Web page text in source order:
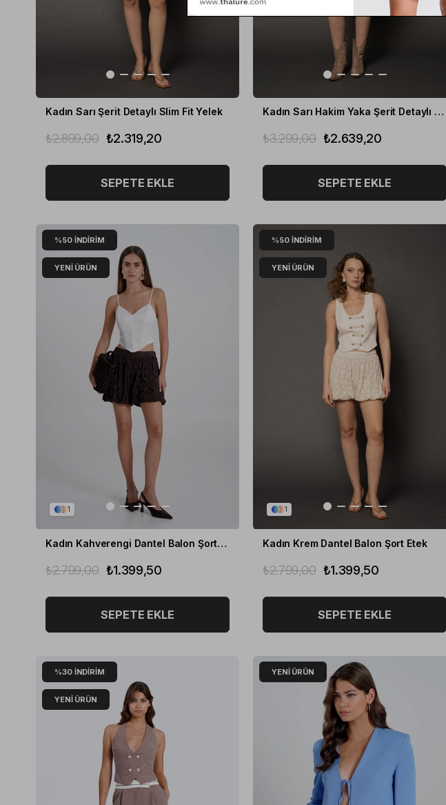
Kadın Sarı Şerit Detaylı Slim Fit Yelek
₺2.319,20
₺2.899,00
SEPETE EKLE
Kadın Sarı Hakim Yaka Şerit Detaylı Slim Fit Yelek
₺2.639,20
₺3.299,00
SEPETE EKLE
1
Kadın Kahverengi Dantel Balon Şort Etek
₺1.399,50
₺2.799,00
SEPETE EKLE
%50 İNDIRIM
YENI ÜRÜN
1
Kadın Krem Dantel Balon Şort Etek
₺1.399,50
₺2.799,00
SEPETE EKLE
%50 İNDIRIM
YENI ÜRÜN
%30 İNDIRIM
YENI ÜRÜN
YENI ÜRÜN